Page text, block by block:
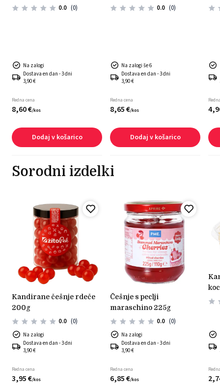
– 450 g
0.0 (0)
Na zalogi
Dostava en dan - 3 dni
3,90 €
Redna cena
8,60€/kos
Dodaj v košarico
kremo 1kg
0.0 (0)
Na zalogi še 6
Dostava en dan - 3 dni
3,90 €
Redna cena
8,65€/kos
Dodaj v košarico
4,
Sorodni izdelki
kandirane češnje rdeče
200g
0.0 (0)
Na zalogi
Dostava en dan - 3 dni
3,90 €
Redna cena
3,95€/kos
češnje s peclji
maraschino 225g
0.0 (0)
Na zalogi
Dostava en dan - 3 dni
3,90 €
Redna cena
6,85€/kos
kandirane limonine
2,